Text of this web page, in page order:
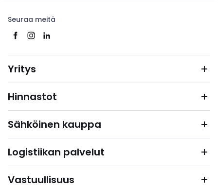
Seuraa meitä
Yritys
Hinnastot
Sähköinen kauppa
Logistiikan palvelut
Vastuullisuus